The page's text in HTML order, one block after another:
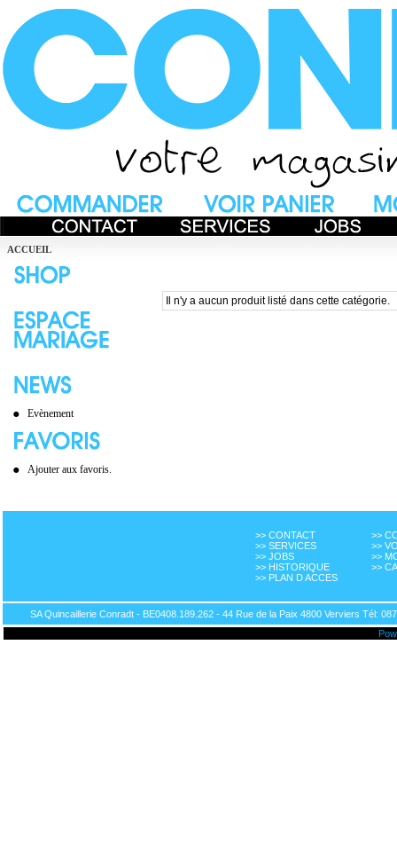
ACCUEIL
Evènement
Ajouter aux favoris.
Il n'y a aucun produit listé dans cette catégorie.
>> CONTACT
>> SERVICES
>> JOBS
>> HISTORIQUE
>> PLAN D ACCES
>>
>>
>>
>>
SA Quincaillerie Conradt - BE0408.189.262 - 44 Rue de la Paix 4800 Verviers Tél: